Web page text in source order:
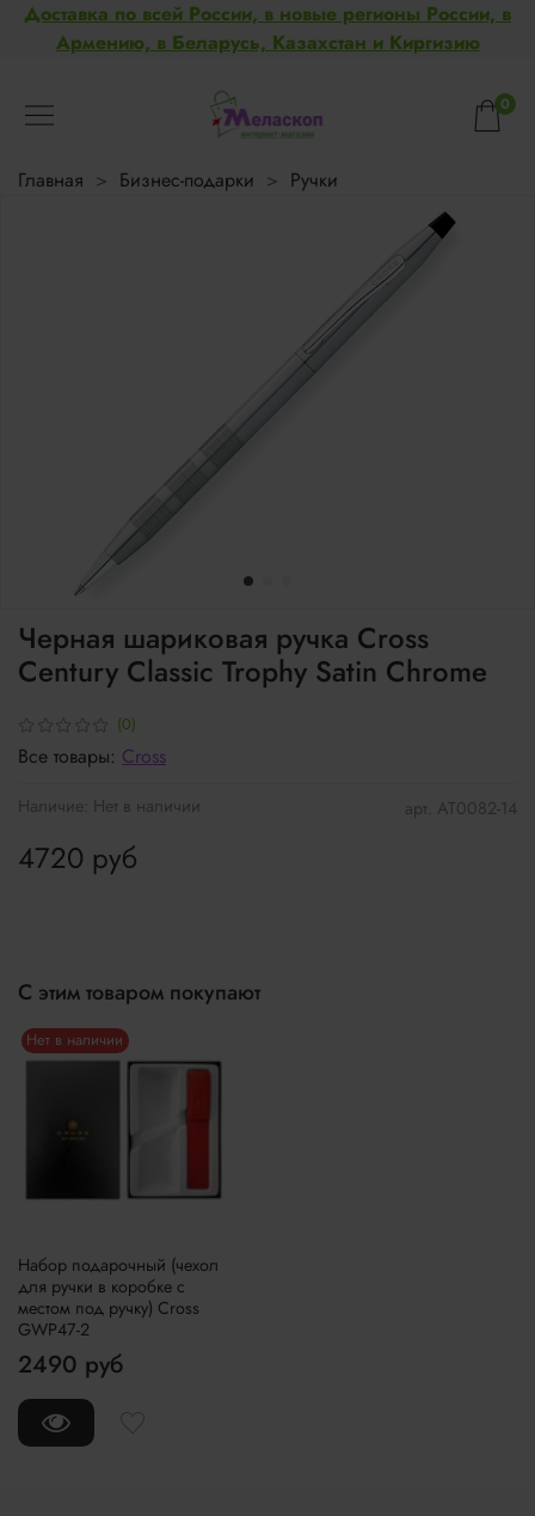
Доставка по всей России, в новые регионы России, в
Армению, в Беларусь, Казахстан и Киргизию
0
Главная Бизнес-подарки Ручки
(0)
арт. AT0082-14
Наличие: Нет в наличии
Черная шариковая ручка Cross
Century Classic Trophy Satin Chrome
4720 руб
Все товары: Cross
С этим товаром покупают
Нет в наличии
Набор подарочный (чехол
для ручки в коробке с
местом под ручку) Cross
GWP47-2
2490 руб